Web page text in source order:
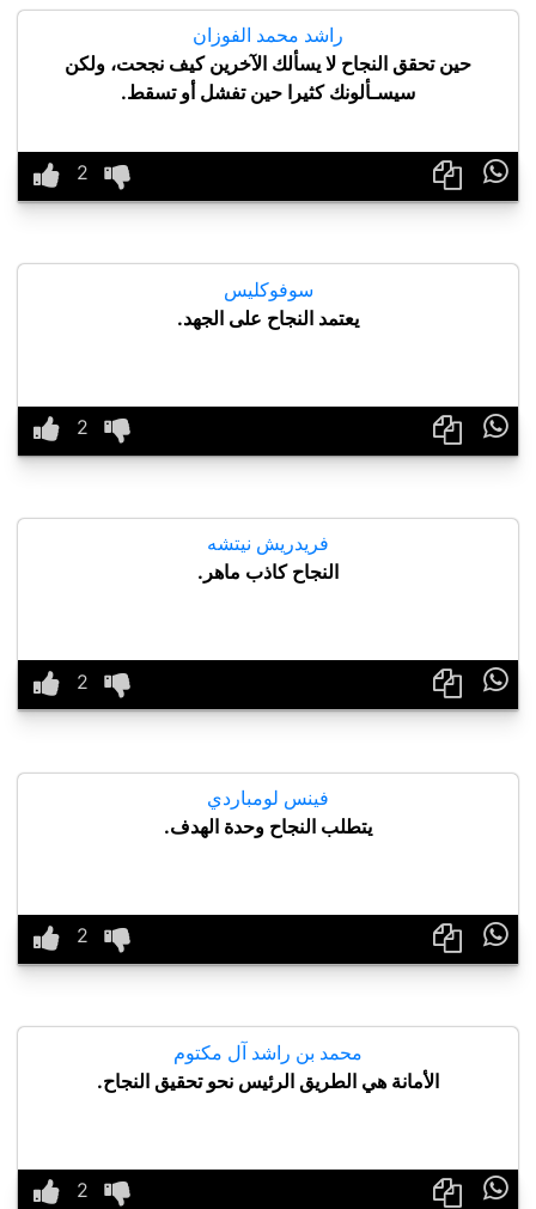
راشد محمد الفوزان
حين تحقق النجاح لا يسألك الآخرين كيف نجحت، ولكن
سيسـألونك كثيرا حين تفشل أو تسقط.

سوفوكليس
يعتمد النجاح على الجهد.

فريدريش نيتشه
النجاح كاذب ماهر.

فينس لومباردي
يتطلب النجاح وحدة الهدف.

محمد بن راشد آل مكتوم
الأمانة هي الطريق الرئيس نحو تحقيق النجاح.
